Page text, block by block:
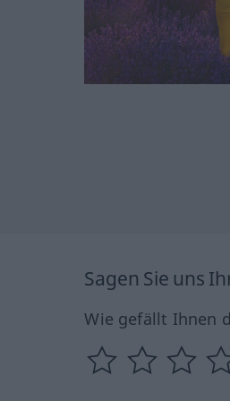
Sagen Sie uns
Wie gefällt Ihnen